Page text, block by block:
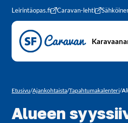
Siirry sivun sisältöön
Leirintäopas.fi Caravan-lehti
Etusivu/Ajankohtaista/Tapahtumakalenteri/
Alueen